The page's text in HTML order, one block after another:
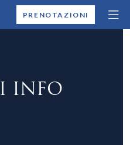
PRENOTAZIONI
INFO